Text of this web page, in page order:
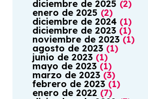
diciembre de 2025 (2)
enero de 2025 (2)
diciembre de 2024 (1)
diciembre de 2023 (1)
noviembre de 2023(1)
agosto de 2023 (1)
junio de 2023 (1)
mayo de 2023(1)
marzo de 2023(3)
febrero de 2023(1)
enero de 2022 (7)